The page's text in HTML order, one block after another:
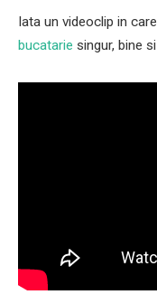
Iata un videoclip in
bucatarie singur, bine si